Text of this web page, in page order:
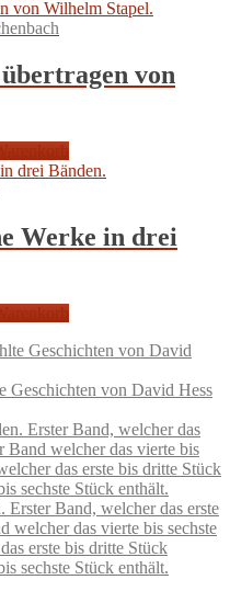
von
Werke in drei
Geschichten von David Hess
Band, welcher das erste
welcher das vierte bis sechste
erste bis dritte Stück
sechste Stück enthält.